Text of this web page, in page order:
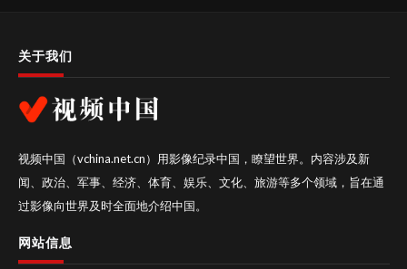
关于我们
视频中国（vchina.net.cn）用影像纪录中国，瞭望世界。内容涉及新
闻、政治、军事、经济、体育、娱乐、文化、旅游等多个领域，旨在通
过影像向世界及时全面地介绍中国。
网站信息